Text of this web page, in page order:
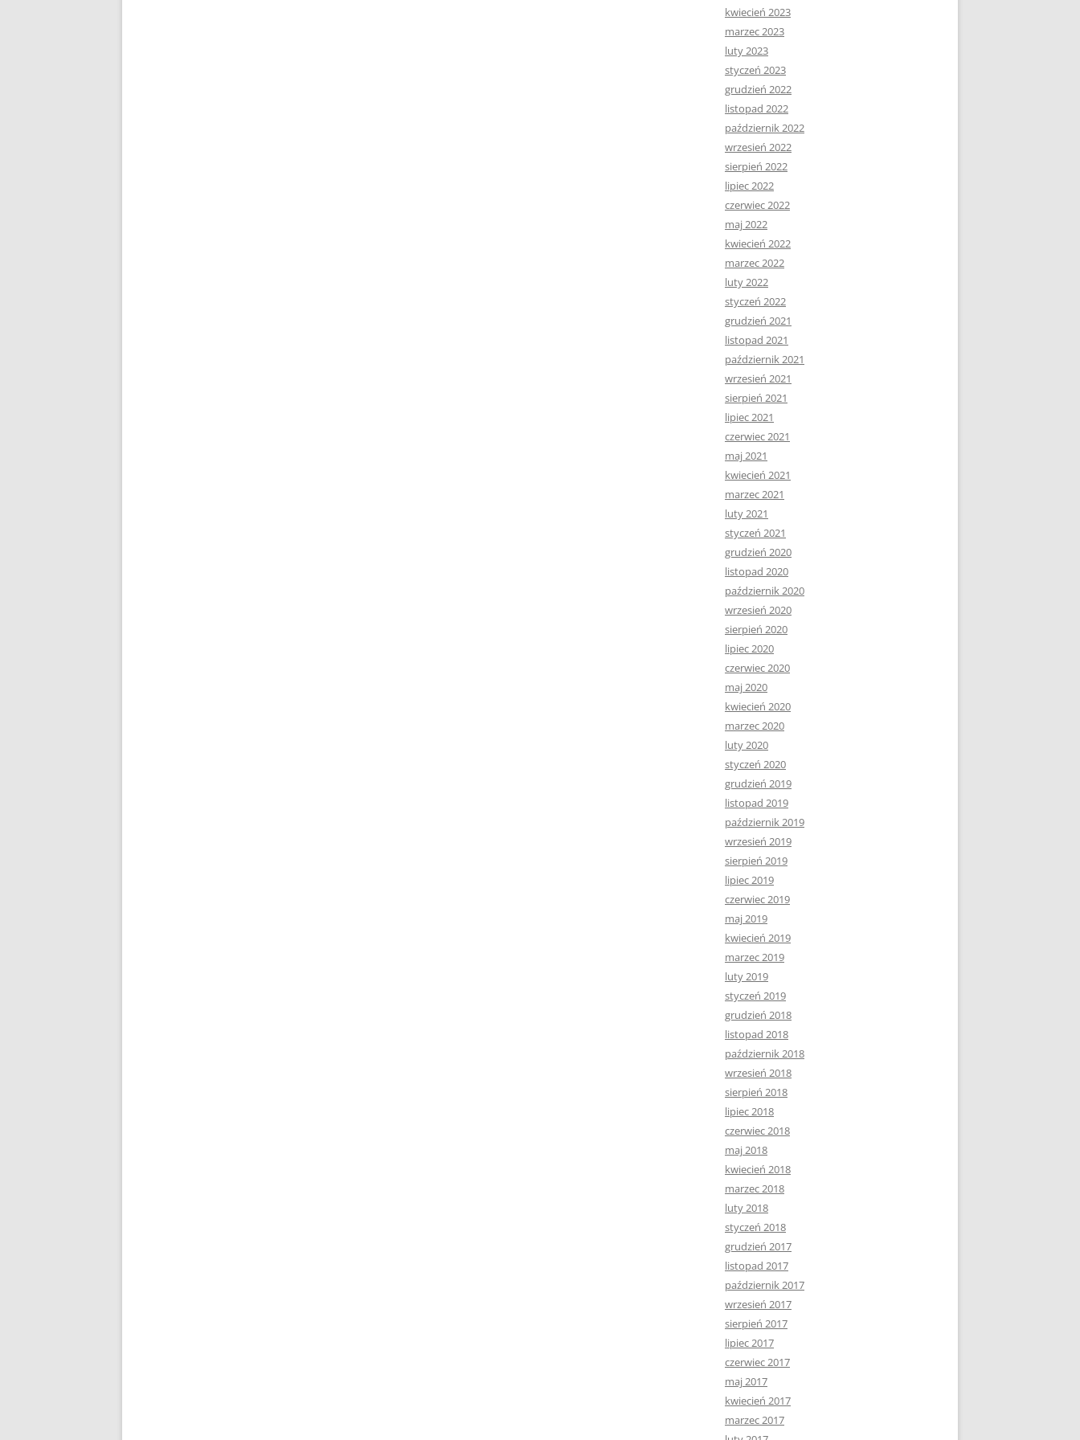
kwiecień 2023
marzec 2023
luty 2023
styczeń 2023
grudzień 2022
listopad 2022
październik 2022
wrzesień 2022
sierpień 2022
lipiec 2022
czerwiec 2022
maj 2022
kwiecień 2022
marzec 2022
luty 2022
styczeń 2022
grudzień 2021
listopad 2021
październik 2021
wrzesień 2021
sierpień 2021
lipiec 2021
czerwiec 2021
maj 2021
kwiecień 2021
marzec 2021
luty 2021
styczeń 2021
grudzień 2020
listopad 2020
październik 2020
wrzesień 2020
sierpień 2020
lipiec 2020
czerwiec 2020
maj 2020
kwiecień 2020
marzec 2020
luty 2020
styczeń 2020
grudzień 2019
listopad 2019
październik 2019
wrzesień 2019
sierpień 2019
lipiec 2019
czerwiec 2019
maj 2019
kwiecień 2019
marzec 2019
luty 2019
styczeń 2019
grudzień 2018
listopad 2018
październik 2018
wrzesień 2018
sierpień 2018
lipiec 2018
czerwiec 2018
maj 2018
kwiecień 2018
marzec 2018
luty 2018
styczeń 2018
grudzień 2017
listopad 2017
październik 2017
wrzesień 2017
sierpień 2017
lipiec 2017
czerwiec 2017
maj 2017
kwiecień 2017
marzec 2017